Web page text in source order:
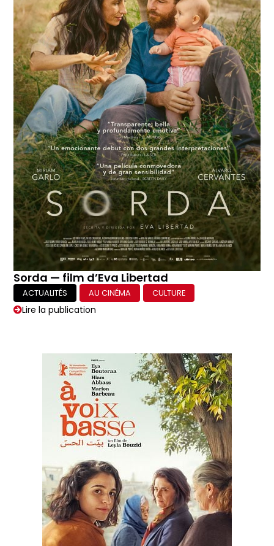
Sorda — film d’Eva Libertad
ACTUALITÉS AU CINÉMA CULTURE
Lire la publication